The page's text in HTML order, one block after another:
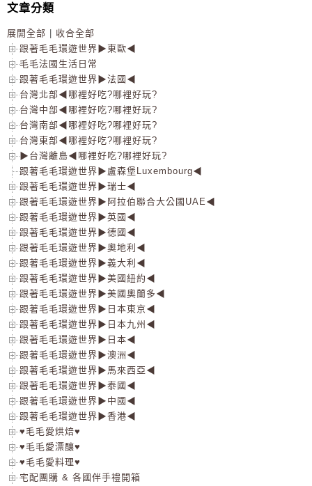
文章分類
展開全部
收合全部
跟著毛毛環遊世界▶東歐◀
毛毛法國生活日常
跟著毛毛環遊世界▶法國◀
台灣北部◀哪裡好吃?哪裡好玩?
台灣中部◀哪裡好吃?哪裡好玩?
台灣南部◀哪裡好吃?哪裡好玩?
台灣東部◀哪裡好吃?哪裡好玩?
▶台灣離島◀哪裡好吃?哪裡好玩?
跟著毛毛環遊世界▶盧森堡Luxembourg◀
跟著毛毛環遊世界▶瑞士◀
跟著毛毛環遊世界▶阿拉伯聯合大公國UAE◀
跟著毛毛環遊世界▶英國◀
跟著毛毛環遊世界▶德國◀
跟著毛毛環遊世界▶奧地利◀
跟著毛毛環遊世界▶義大利◀
跟著毛毛環遊世界▶美國紐約◀
跟著毛毛環遊世界▶美國奧蘭多◀
跟著毛毛環遊世界▶日本東京◀
跟著毛毛環遊世界▶日本九州◀
跟著毛毛環遊世界▶日本◀
跟著毛毛環遊世界▶澳洲◀
跟著毛毛環遊世界▶馬來西亞◀
跟著毛毛環遊世界▶泰國◀
跟著毛毛環遊世界▶中國◀
跟著毛毛環遊世界▶香港◀
♥毛毛愛烘焙♥
♥毛毛愛漂釀♥
♥毛毛愛料理♥
宅配團購 & 各國伴手禮開箱